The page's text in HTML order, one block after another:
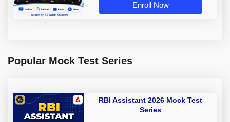
Enroll Now
Popular Mock Test Series
RBI Assistant 2026 Mock Test
Series